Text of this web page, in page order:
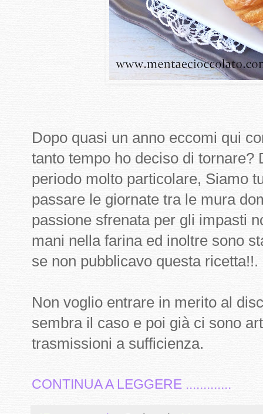
Dopo quasi un anno eccomi qui
tanto tempo ho deciso di tornare?
periodo molto particolare, Siamo
passare le giornate tra le mura
passione sfrenata per gli impasti
mani nella farina ed inoltre sono
se non pubblicavo questa ricetta!!.
Non voglio entrare in merito al
sembra il caso e poi già ci sono
trasmissioni a sufficienza.
CONTINUA A LEGGERE .............